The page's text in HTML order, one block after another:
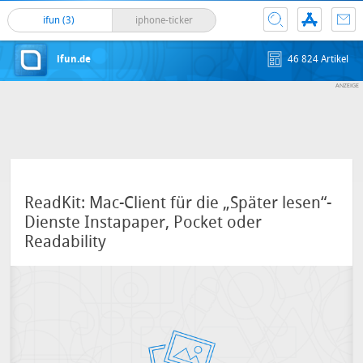
ifun (3) iphone-ticker
ifun.de 46 824 Artikel
ReadKit: Mac-Client für die „Später lesen“-
Dienste Instapaper, Pocket oder
Readability